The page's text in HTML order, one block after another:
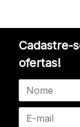
Cadastre-
ofertas!